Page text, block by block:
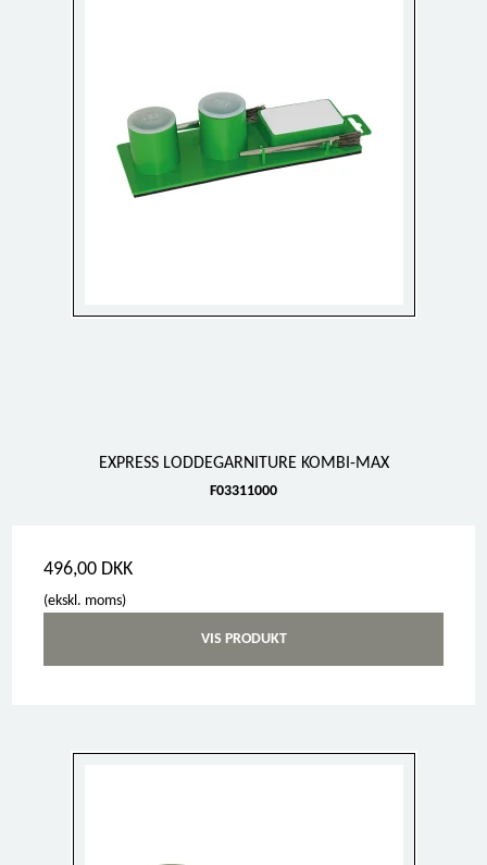
EXPRESS LODDEGARNITURE KOMBI-MAX
F03311000
496,00 DKK
(ekskl. moms)
VIS PRODUKT